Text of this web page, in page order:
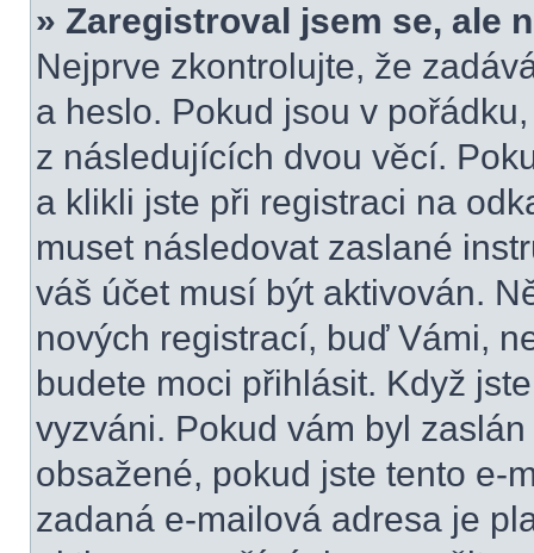
» Zaregistroval jsem se, ale
Nejprve zkontrolujte, že
a heslo. Pokud jsou v
z následujících dvou věcí.
a klikli jste při registraci na
muset následovat zaslané
váš účet musí být aktivován.
nových registrací, buď Vámi,
budete moci přihlásit. Když
vyzváni. Pokud vám byl
obsažené, pokud jste tento e-
zadaná e-mailová adresa je